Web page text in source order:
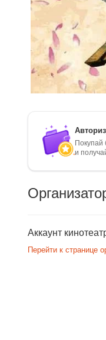
Покупай
и
Аккаунт
Перейти к странице